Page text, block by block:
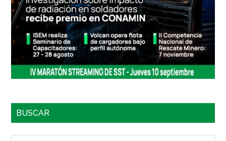
BUSCAR